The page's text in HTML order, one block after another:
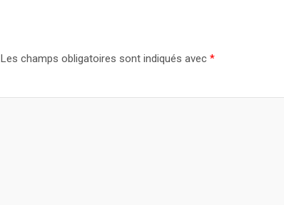
Les champs obligatoires sont indiqués avec *